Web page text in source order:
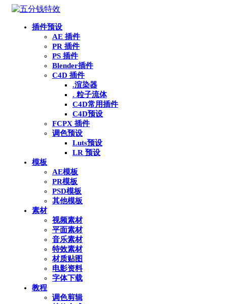
插件预设
AE 插件
PR 插件
PS 插件
Blender插件
C4D 插件
.渲染器
. 粒子流体
C4D常用插件
C4D预设
FCPX 插件
调色预设
Luts预设
LR 预设
模板
AE模板
PR模板
PSD模板
其他模板
素材
视频素材
平面素材
音乐素材
特效素材
材质贴图
电影资料
字体下载
教程
调色剪辑